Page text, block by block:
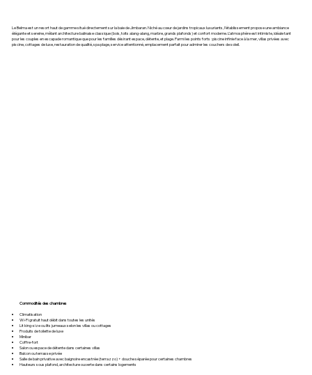
Le Belma est un resort haut de gamme situé directement sur la baie de Jimbaran. Niché au cœur de jardins tropicaux luxuriants, l’établissement propose une ambiance
élégante et sereine, mêlant architecture balinaise classique (bois, toits alang-alang, marbre, grands plafonds) et confort moderne. L’atmosphère est intimiste, idéale tant
pour les couples en escapade romantique que pour les familles désirant espace, détente, et plage. Parmi les points forts : piscine infinie face à la mer, villas privées avec
piscine, cottages de luxe, restauration de qualité, spa plage, service attentionné, emplacement parfait pour admirer les couchers de soleil.
Commodités des chambres
Climatisation
Wi-Fi gratuit haut débit dans toutes les unités
Lit king-size ou lits jumeaux selon les villas ou cottages
Produits de toilette de luxe
Minibar
Coffre-fort
Salon ou espace de détente dans certaines villas
Balcon ou terrasse privée
Salle de bain privative avec baignoire encastrée (terrazzo) + douche séparée pour certaines chambres
Hauteurs sous plafond, architecture ouverte dans certains logements